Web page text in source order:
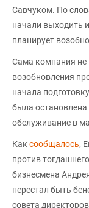
Савчуком. По
начали выходить
планирует
Сама компания не
возобновления
начала
была остановлена
обслуживание в
Как сообщалось,
против
бизнесмена
перестал быть
совета